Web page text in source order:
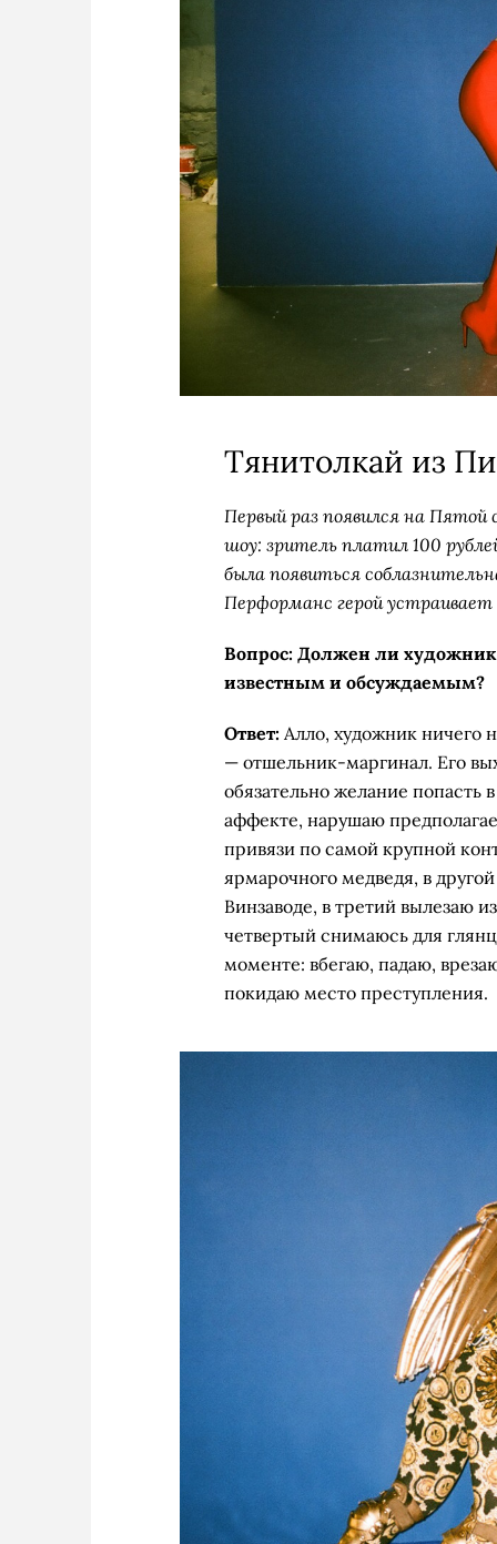
Тянитолкай из
Первый раз появился на Пятой
шоу: зритель платил 100
была появиться
Перформанс герой
Вопрос: Должен ли художник
известным и обсуждаемым?
Ответ: Алло, художник ничего
— отшельник-маргинал. Его
обязательно желание попасть
аффекте, нарушаю
привязи по самой крупной
ярмарочного медведя, в
Винзаводе, в третий вылезаю
четвертый снимаюсь для
моменте: вбегаю, падаю,
покидаю место преступления.